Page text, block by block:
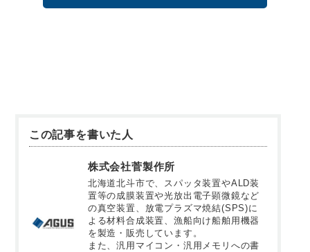
この記事を書いた人
株式会社菅製作所
北海道北斗市で、スパッタ装置やALD装
置等の成膜装置や光放出電子顕微鏡など
の真空装置、放電プラズマ焼結(SPS)に
よる材料合成装置、漁船向け船舶用機器
を製造・販売しています。
また、汎用マイコン・汎用メモリへの書